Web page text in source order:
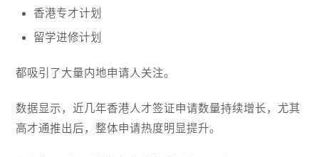
香港专才计划
留学进修计划
都吸引了大量内地申请人关注。
数据显示，近几年香港人才签证申请数量持续增长，尤其
高才通推出后，整体申请热度明显提升。